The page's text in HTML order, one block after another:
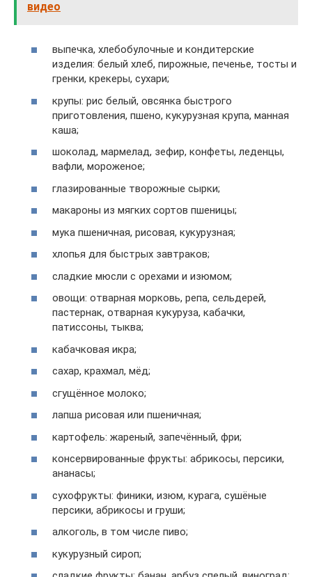
видео
выпечка, хлебобулочные и кондитерские
изделия: белый хлеб, пирожные, печенье, тосты и
гренки, крекеры, сухари;
крупы: рис белый, овсянка быстрого
приготовления, пшено, кукурузная крупа, манная
каша;
шоколад, мармелад, зефир, конфеты, леденцы,
вафли, мороженое;
глазированные творожные сырки;
макароны из мягких сортов пшеницы;
мука пшеничная, рисовая, кукурузная;
хлопья для быстрых завтраков;
сладкие мюсли с орехами и изюмом;
овощи: отварная морковь, репа, сельдерей,
пастернак, отварная кукуруза, кабачки,
патиссоны, тыква;
кабачковая икра;
сахар, крахмал, мёд;
сгущённое молоко;
лапша рисовая или пшеничная;
картофель: жареный, запечённый, фри;
консервированные фрукты: абрикосы, персики,
ананасы;
сухофрукты: финики, изюм, курага, сушёные
персики, абрикосы и груши;
алкоголь, в том числе пиво;
кукурузный сироп;